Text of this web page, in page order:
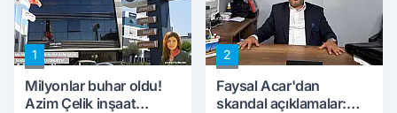
1
Milyonlar buhar oldu!
Azim Çelik inşaat
2
Faysal Acar'dan
skandal açıklamalar: